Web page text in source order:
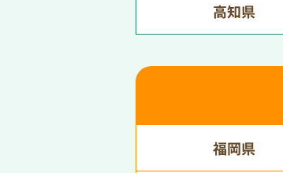
高知県
福岡県